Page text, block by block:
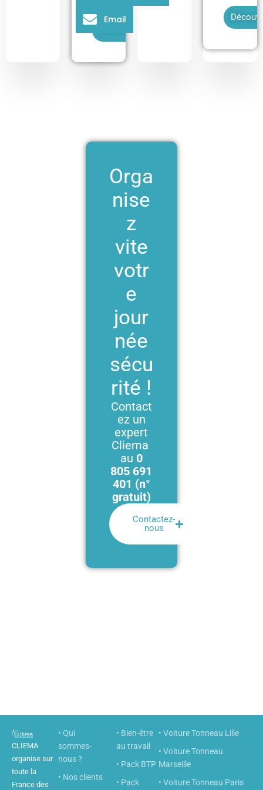
Orga
nise
z
vite
votr
e
jour
née
sécu
rité !
Contact
ez un
expert
Cliema
au 0
805 691
401 (n°
gratuit)
Contactez-
nous
CLIEMA
organise sur
toute la
France des
• Qui
sommes-
nous ?
• Nos clients
• Bien-être
au travail
• Pack BTP
• Pack
• Voiture Tonneau Lille
• Voiture Tonneau
Marseille
• Voiture Tonneau Paris
Email